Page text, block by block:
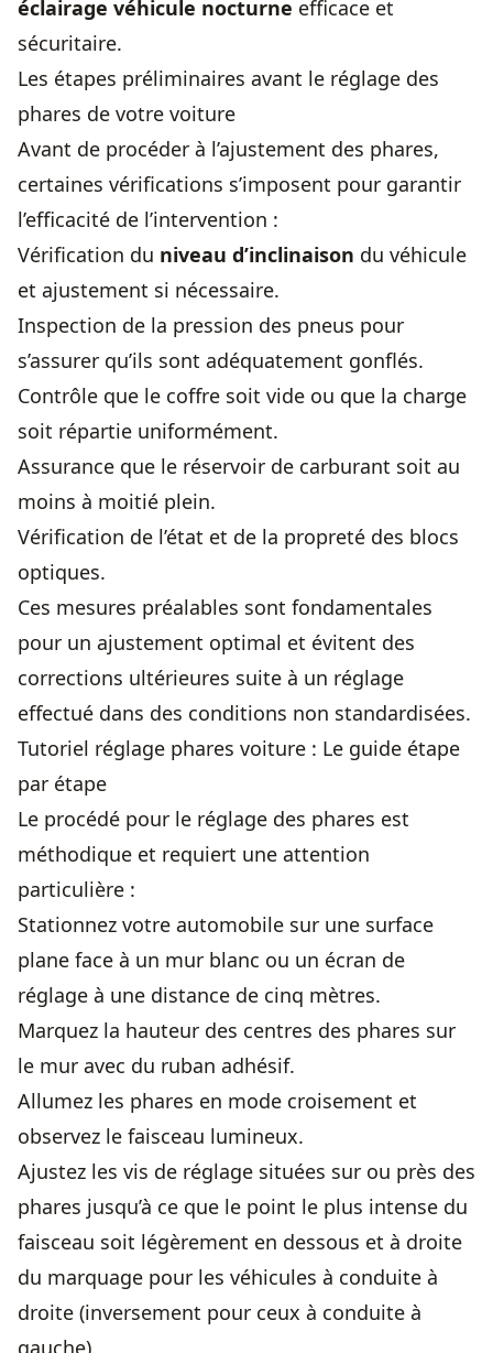
éclairage véhicule nocturne efficace et
sécuritaire.
Les étapes préliminaires avant le réglage des
phares de votre voiture
Avant de procéder à l’ajustement des phares,
certaines vérifications s’imposent pour garantir
l’efficacité de l’intervention :
Vérification du niveau d’inclinaison du véhicule
et ajustement si nécessaire.
Inspection de la pression des pneus pour
s’assurer qu’ils sont adéquatement gonflés.
Contrôle que le coffre soit vide ou que la charge
soit répartie uniformément.
Assurance que le réservoir de carburant soit au
moins à moitié plein.
Vérification de l’état et de la propreté des blocs
optiques.
Ces mesures préalables sont fondamentales
pour un ajustement optimal et évitent des
corrections ultérieures suite à un réglage
effectué dans des conditions non standardisées.
Tutoriel réglage phares voiture : Le guide étape
par étape
Le procédé pour le réglage des phares est
méthodique et requiert une attention
particulière :
Stationnez votre automobile sur une surface
plane face à un mur blanc ou un écran de
réglage à une distance de cinq mètres.
Marquez la hauteur des centres des phares sur
le mur avec du ruban adhésif.
Allumez les phares en mode croisement et
observez le faisceau lumineux.
Ajustez les vis de réglage situées sur ou près des
phares jusqu’à ce que le point le plus intense du
faisceau soit légèrement en dessous et à droite
du marquage pour les véhicules à conduite à
droite (inversement pour ceux à conduite à